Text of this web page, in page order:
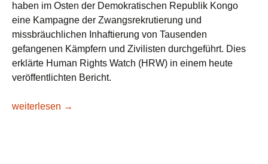
haben im Osten der Demokratischen Republik Kongo
eine Kampagne der Zwangsrekrutierung und
missbräuchlichen Inhaftierung von Tausenden
gefangenen Kämpfern und Zivilisten durchgeführt. Dies
erklärte Human Rights Watch (HRW) in einem heute
veröffentlichten Bericht.
DR Kongo: Ruanda und die M23 zwangsrekrutieren und
weiterlesen →